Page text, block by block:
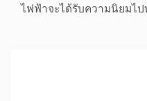
ไฟฟ้าจะได้รับความนิยมไ